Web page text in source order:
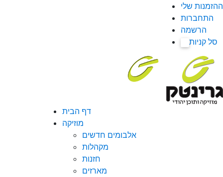
ההזמנות שלי
התחברות
הרשמה
סל קניות
דף הבית
מוזיקה
אלבומים חדשים
מקהלות
חזנות
מארזים